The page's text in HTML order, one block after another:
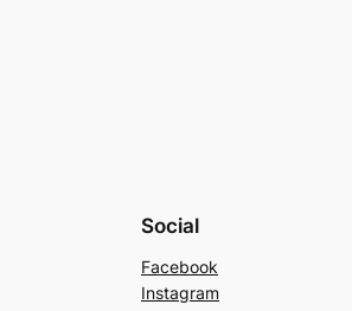
Social
Facebook
Instagram